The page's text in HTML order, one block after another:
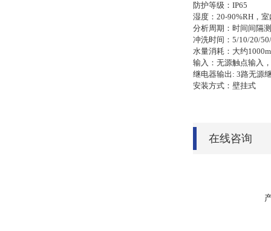
防护等级： IP65
湿度：20-90%RH，
分析周期：时间间隔
冲洗时间：5/10/20/
水量消耗：大约
输入： 无源触点输入
继电器输出: 3路无源
安装方式：壁挂式
在线咨询